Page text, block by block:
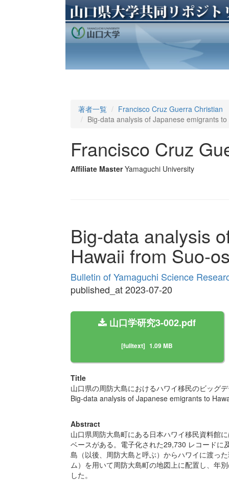
著者一覧
Francisco Cruz Guerra Christian
Big-data analysis of Japanese emigrants
Francisco Cruz
Affiliate Master Yamaguchi University
Big-data analysis
Hawaii from Suo-
Bulletin of Yamaguchi Science
published_at 2023-07-20
山口学研究3-002.pdf
[fulltext] 1.09 MB
Title
山口県の周防大島におけるハワイ移民のビッグ
Big-data analysis of Japanese emigrants to
Abstract
山口県周防大島町にある日本ハワイ移民資料館
ベースがある。電子化された29,730 レコードに
島（以後、周防大島と呼ぶ）からハワイに渡っ
ム）を用いて周防大島町の地図上に配置し、年
した。